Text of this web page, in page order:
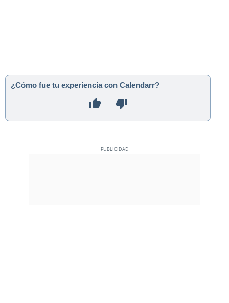
¿Cómo fue tu experiencia con Calendarr?